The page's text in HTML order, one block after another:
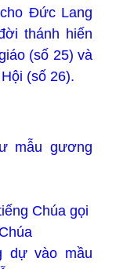
Đức Lang
thánh hiến
(số 25) và
(số 26).
mẫu gương
Chúa gọi
dự vào mầu